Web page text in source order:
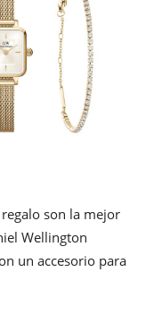
son la mejor
Wellington
un accesorio para